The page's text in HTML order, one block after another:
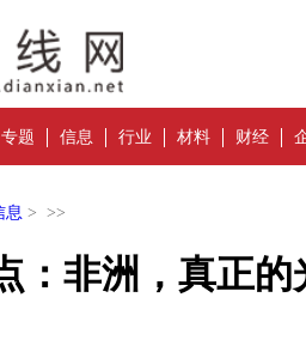
专题 信息 行业 材料 财经
息 > >>
：非洲，真正